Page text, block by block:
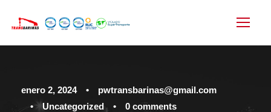
enero 2, 2024 •
pwtransbarinas@gmail.com
•
Uncategorized • 0 comments